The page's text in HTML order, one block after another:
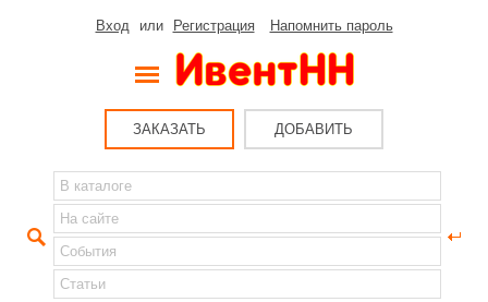
Вход или Регистрация Напомнить пароль
ЗАКАЗАТЬ ДОБАВИТЬ